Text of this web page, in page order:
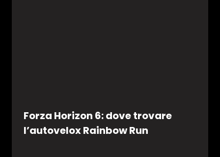
Forza Horizon 6: dove trovare
l’autovelox Rainbow Run